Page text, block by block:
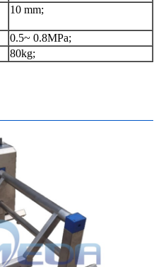
10 mm;
0.5~ 0.8MPa;
80kg;